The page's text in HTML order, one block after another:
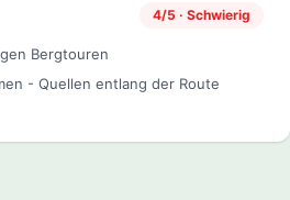
4/5 · Schwierig
Bergtouren
- Quellen entlang der Route